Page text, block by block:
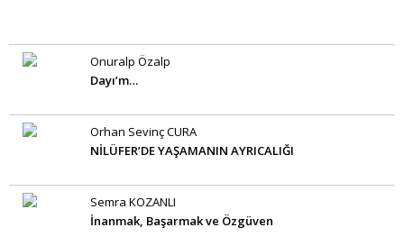
Onuralp Özalp
Dayı’m…
Orhan Sevinç CURA
NİLÜFER’DE YAŞAMANIN AYRICALIĞI
Semra KOZANLI
İnanmak, Başarmak ve Özgüven